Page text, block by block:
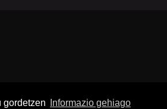
gordetzen Informazio gehiago